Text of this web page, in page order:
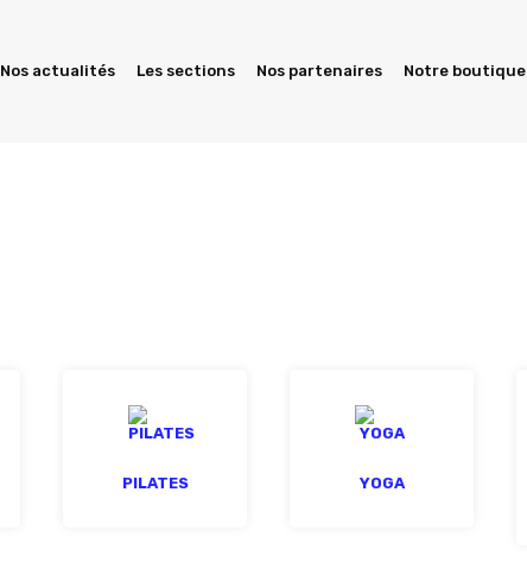
Nos actualités Les sections Nos partenaires Notre boutique
PILATES YOGA